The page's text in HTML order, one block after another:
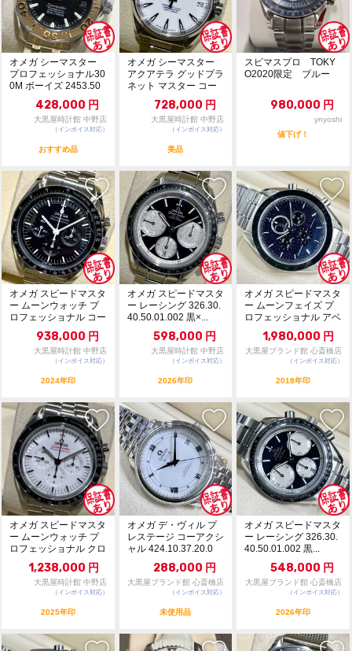
オメガ シーマスター
プロフェッショナル30
0M ボーイズ 2453.50
428,000 円
大黒屋時計館 中野店
（インボイス対応）
おすすめ品
オメガ シーマスター
アクアテラ グッドプラ
ネット マスター コー
アクシャル 23...
728,000 円
大黒屋時計館 中野店
（インボイス対応）
美品
スピマスプロ TOKY
O2020限定 ブルー
980,000 円
ynyoshi
値下げ！
オメガ スピードマスタ
ー ムーンウォッチ プ
ロフェッショナル コー
アクシャルマスタ...
938,000 円
大黒屋時計館 中野店
（インボイス対応）
2024年印
オメガ スピードマスタ
ー レーシング 326.30.
40.50.01.002 黒×...
598,000 円
大黒屋時計館 中野店
（インボイス対応）
2026年印
オメガ スピードマスタ
ー ムーンフェイズ プ
ロフェッショナル アベ
ンチュリン文字盤...
1,980,000 円
大黒屋ブランド館 心斎橋店
（インボイス対応）
2018年印
オメガ スピードマスタ
ー ムーンウォッチ プ
ロフェッショナル クロ
ノメーター 31...
1,238,000 円
大黒屋時計館 中野店
（インボイス対応）
2025年印
オメガ デ・ヴィル プ
レステージ コーアクシ
ャル 424.10.37.20.0
288,000 円
大黒屋ブランド館 心斎橋店
（インボイス対応）
未使用品
オメガ スピードマスタ
ー レーシング 326.30.
40.50.01.002 黒...
548,000 円
大黒屋ブランド館 心斎橋店
（インボイス対応）
2026年印